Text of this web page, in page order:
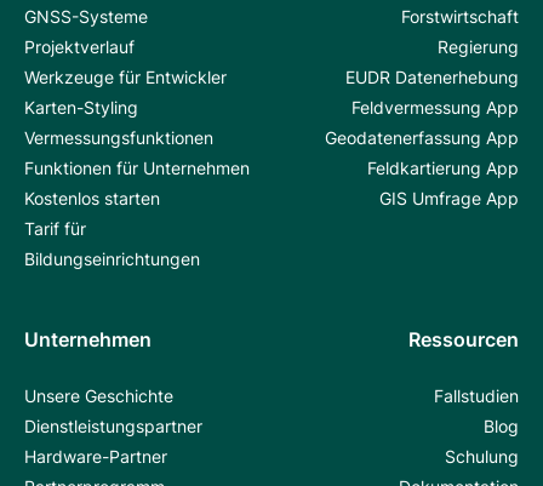
GNSS-Systeme
Projektverlauf
Werkzeuge für Entwickler
Karten-Styling
Vermessungsfunktionen
Funktionen für Unternehmen
Kostenlos starten
Tarif für
Bildungseinrichtungen
Forstwirtschaft
Regierung
EUDR Datenerhebung
Feldvermessung App
Geodatenerfassung App
Feldkartierung App
GIS Umfrage App
Unternehmen
Unsere Geschichte
Dienstleistungspartner
Hardware-Partner
Ressourcen
Fallstudien
Blog
Schulung